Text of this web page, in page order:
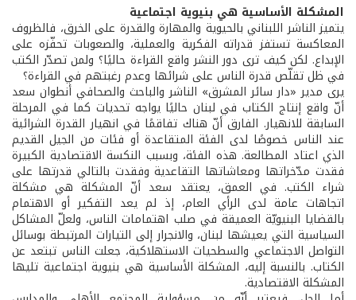
المشكلة الأساسية هي بنيوية اجتماعية
يتميز الناشر اللبناني بالحيوية والمهارة والقدرة على الخرق، فالظروف
المعاكسة تستفز قدراته الفكرية والعملية، والصعوبات تحفّزه على
الإبداع. لكن كيف ترى دور النشر واقع القراءة حاليًا؟ ولمن تصدّر الكتب
في ظل تقلّص قدرة الناس على شرائها وعدم رغبتهم في القراءة؟
يرى مدير «دار سائر المشرق» الناشر والباحث والصحافي أنطوان سعد
أنّ واقع إنتاج الكتاب في لبنان حاليًا يواجه تحديات كما في المرحلة
السابقة للانهيار. الفارق أنّ هناك تفاقمًا في انهيار القدرة الشرائية
عند الناس خصوصًا لدى الفئة المتقاعدة أو فئات من الجيل القديم
الذي اعتاد المطالعة. هذه الفئة، وبسبب النكسة الاقتصادية الكبيرة
فقدت مدّخراتها ومعاشاتها التقاعدية وفقدت بالتالي قدرتها على
شراء الكتب. في العمق، يعتقد سعد أنّ المشكلة هي مشكلة
اتجاهات عامة لدى الرأي العام، إذ لم يعد التفكير أو الاهتمام
بالقضايا البنيويّة العميقة في صلب اهتمامات الناس، ولعلّ المشاكل
السياسية التي يعيشها لبنان، والانجرار إلى التيارات المرتبطة بوسائل
التواصل الاجتماعي والسطحيات الاستهلاكية، جعلت الناس تبتعد عن
الكتاب. بالنسبة إليه، المشكلة الأساسية هي بنيوية اجتماعية تليها
المشكلة الاقتصادية.